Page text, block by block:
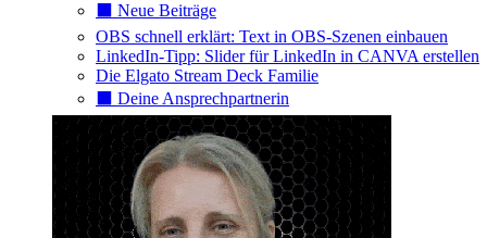
⬛️ Neue Beiträge
OBS schnell erklärt: Text in OBS-Szenen einbauen
LinkedIn-Tipp: Slider für LinkedIn in CANVA erstellen
Die Elgato Stream Deck Familie
⬛️ Deine Ansprechpartnerin